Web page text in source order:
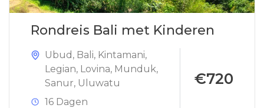
Rondreis Bali met Kinderen
Ubud , Bali, Kintamani,
Legian, Lovina, Munduk,
Sanur, Uluwatu
16 Dagen
€720